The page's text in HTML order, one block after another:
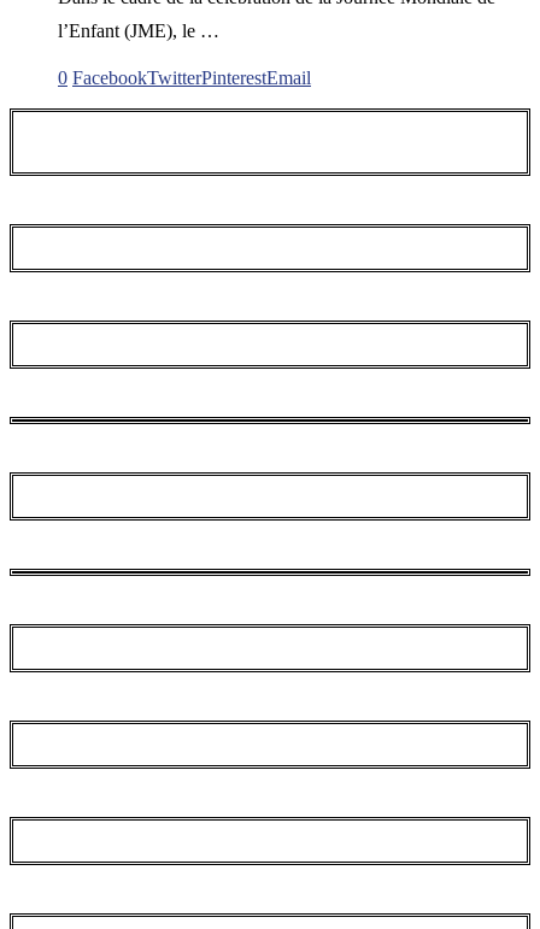
l’Enfant (JME), le …
0 FacebookTwitterPinterestEmail